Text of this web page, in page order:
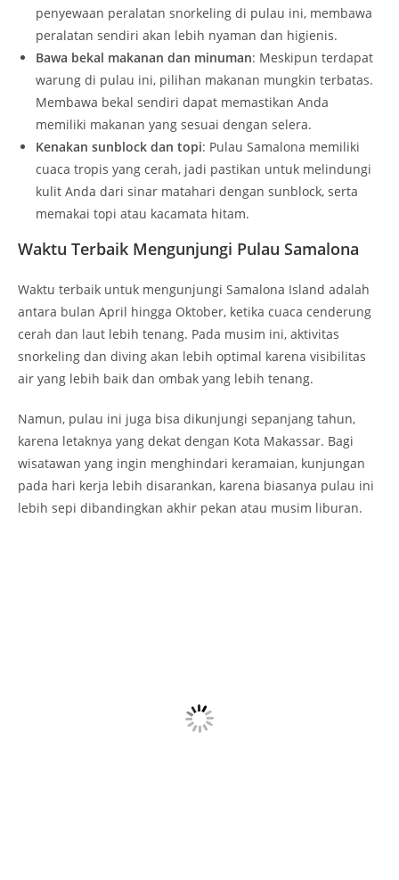
penyewaan peralatan snorkeling di pulau ini, membawa
peralatan sendiri akan lebih nyaman dan higienis.
Bawa bekal makanan dan minuman: Meskipun terdapat
warung di pulau ini, pilihan makanan mungkin terbatas.
Membawa bekal sendiri dapat memastikan Anda
memiliki makanan yang sesuai dengan selera.
Kenakan sunblock dan topi: Pulau Samalona memiliki
cuaca tropis yang cerah, jadi pastikan untuk melindungi
kulit Anda dari sinar matahari dengan sunblock, serta
memakai topi atau kacamata hitam.
Waktu Terbaik Mengunjungi Pulau Samalona
Waktu terbaik untuk mengunjungi Samalona Island adalah
antara bulan April hingga Oktober, ketika cuaca cenderung
cerah dan laut lebih tenang. Pada musim ini, aktivitas
snorkeling dan diving akan lebih optimal karena visibilitas
air yang lebih baik dan ombak yang lebih tenang.
Namun, pulau ini juga bisa dikunjungi sepanjang tahun,
karena letaknya yang dekat dengan Kota Makassar. Bagi
wisatawan yang ingin menghindari keramaian, kunjungan
pada hari kerja lebih disarankan, karena biasanya pulau ini
lebih sepi dibandingkan akhir pekan atau musim liburan.